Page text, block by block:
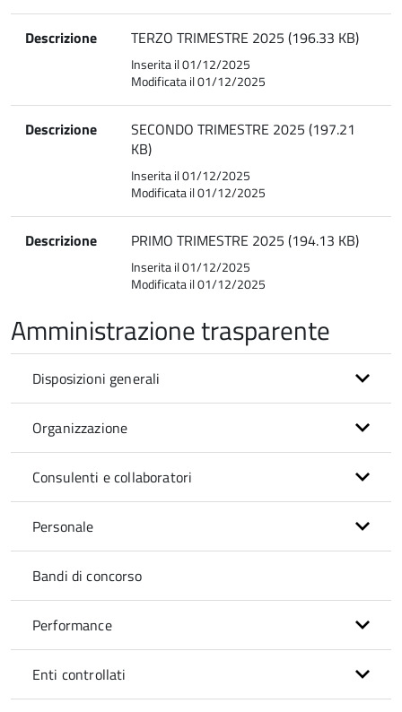
Descrizione TERZO TRIMESTRE 2025 (196.33 KB)
Inserita il 01/12/2025
Modificata il 01/12/2025
Descrizione
SECONDO TRIMESTRE 2025 (197.21
KB)
Inserita il 01/12/2025
Modificata il 01/12/2025
Descrizione PRIMO TRIMESTRE 2025 (194.13 KB)
Inserita il 01/12/2025
Modificata il 01/12/2025
Amministrazione trasparente
Disposizioni generali
Organizzazione
Consulenti e collaboratori
Personale
Bandi di concorso
Performance
Enti controllati